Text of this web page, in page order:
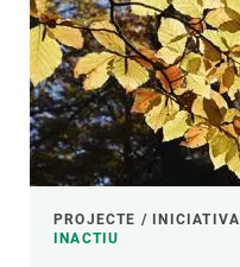
PROJECTE / INICIATIVA
INACTIU